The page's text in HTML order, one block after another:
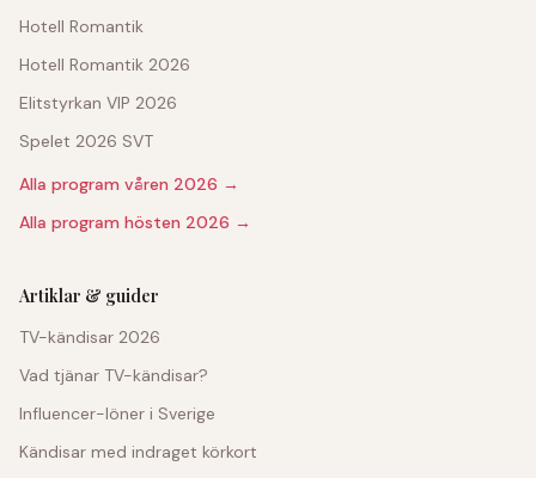
Hotell Romantik
Hotell Romantik 2026
Elitstyrkan VIP 2026
Spelet 2026 SVT
Alla program våren 2026 →
Alla program hösten 2026 →
Artiklar & guider
TV-kändisar 2026
Vad tjänar TV-kändisar?
Influencer-löner i Sverige
Kändisar med indraget körkort